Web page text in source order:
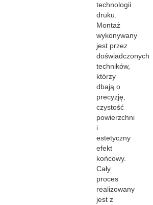
technologii
druku.
Montaż
wykonywany
jest przez
doświadczonych
techników,
którzy
dbają o
precyzję,
czystość
powierzchni
i
estetyczny
efekt
końcowy.
Cały
proces
realizowany
jest z